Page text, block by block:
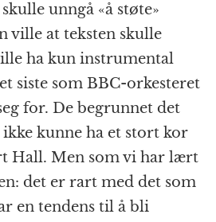
unngå «å støte»
ville at teksten skulle
ha kun instrumental
siste som BBC-orkesteret
for. De begrunnet det
kunne ha et stort kor
Hall. Men som vi har lært
det er rart med det som
en tendens til å bli